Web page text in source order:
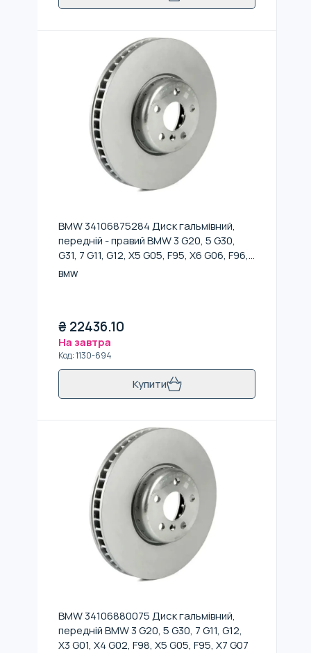
BMW 34106875284 Диск гальмiвний,
передній - правий BMW 3 G20, 5 G30,
G31, 7 G11, G12, X5 G05, F95, X6 G06, F96,
X7 G07
BMW
₴ 22436.10
На завтра
Код:1130-694
Купити
BMW 34106880075 Диск гальмiвний,
передній BMW 3 G20, 5 G30, 7 G11, G12,
X3 G01, X4 G02, F98, X5 G05, F95, X7 G07